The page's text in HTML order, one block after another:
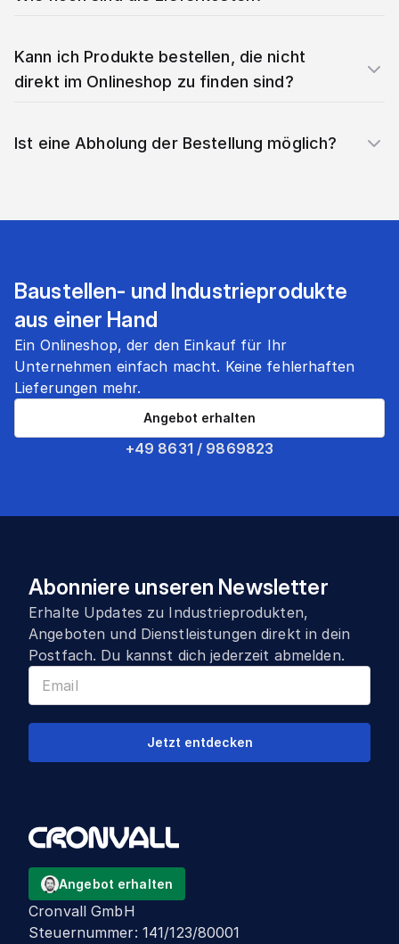
Kann ich Produkte bestellen, die nicht
direkt im Onlineshop zu finden sind?
Ist eine Abholung der Bestellung möglich?
Baustellen- und Industrieprodukte
aus einer Hand
Ein Onlineshop, der den Einkauf für Ihr
Unternehmen einfach macht. Keine fehlerhaften
Lieferungen mehr.
+49 8631 / 9869823
Angebot erhalten
Abonniere unseren Newsletter
Erhalte Updates zu Industrieprodukten,
Angeboten und Dienstleistungen direkt in dein
Postfach. Du kannst dich jederzeit abmelden.
Jetzt entdecken
Angebot erhalten
Cronvall GmbH
Steuernummer: 141/123/80001